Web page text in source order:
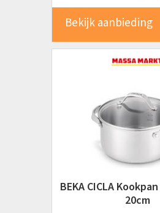
Bekijk aanbieding
BEKA CICLA
20cm